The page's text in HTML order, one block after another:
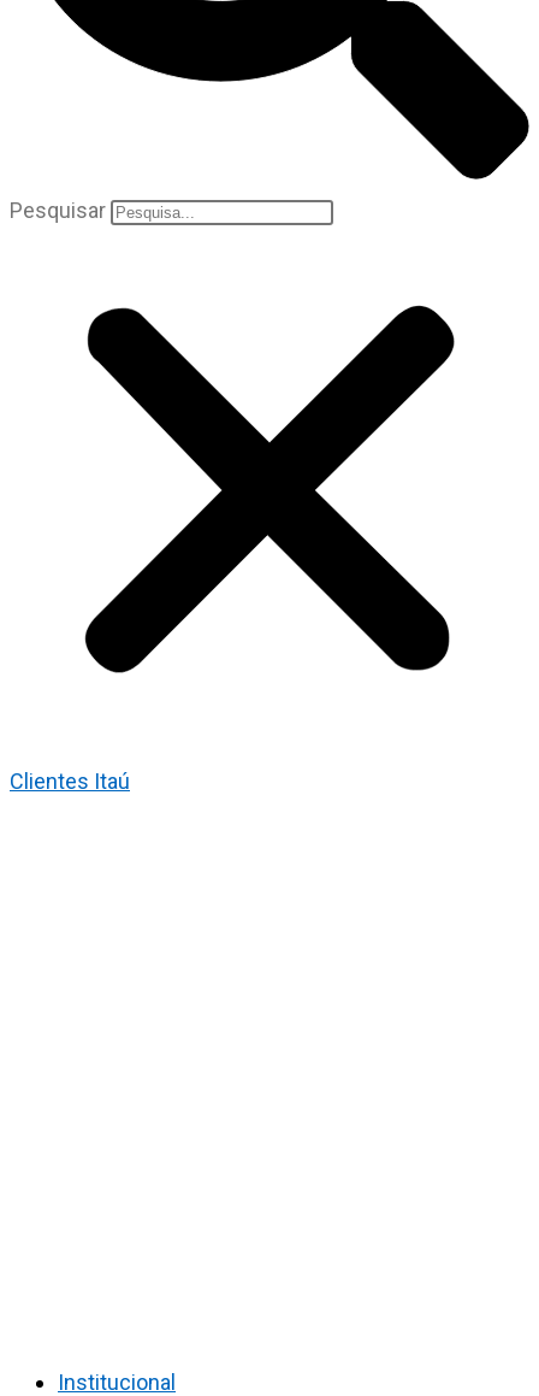
Pesquisar
Clientes Itaú
Institucional